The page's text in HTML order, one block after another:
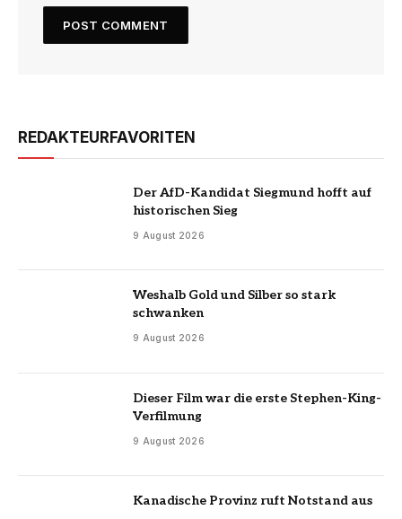
REDAKTEURFAVORITEN
Der AfD-Kandidat Siegmund hofft auf
historischen Sieg
9 August 2026
Weshalb Gold und Silber so stark
schwanken
9 August 2026
Dieser Film war die erste Stephen-King-
Verfilmung
9 August 2026
Kanadische Provinz ruft Notstand aus